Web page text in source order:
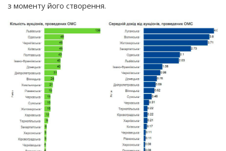
з моменту його створення.